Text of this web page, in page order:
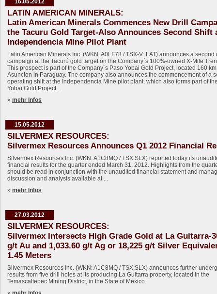
16.05.2012
LATIN AMERICAN MINERALS:
Latin American Minerals Commences New Drill
the Tacuru Gold Target-Also Announces Second Shift
Independencia Mine Pilot Plant
Latin American Minerals Inc. (WKN: A0LF78 / TSX-V: LAT) announces a second
campaign at the Tacurú gold target on the Company´s 100%-owned X-Mile
This prospect is part of the Company´s Paso Yobai Gold Project, located 160
Asuncion in Paraguay. The company also announces the commencement of a
operating shift at the Independencia Mine pilot plant, which also forms part of
Yobai Gold Project ...
» mehr Infos
15.05.2012
SILVERMEX RESOURCES:
Silvermex Resources Announces Q1 2012 Financial
Silvermex Resources Inc. (WKN: A1C8MQ / TSX:SLX) reported today its
financial results for the quarter ended March 31, 2012. Highlights from the
should be read in conjunction with the unaudited financial statement and
discussion and analysis available at ...
» mehr Infos
27.03.2012
SILVERMEX RESOURCES:
Silvermex Intersects High Grade Gold at La Guitarra-
g/t Au and 1,033.60 g/t Ag or 18,225 g/t Silver
1.45 Meters
Silvermex Resources Inc. (WKN: A1C8MQ / TSX:SLX) announces further
results from five drill holes at its producing La Guitarra property, located in the
Temascaltepec Mining District, in the State of Mexico.